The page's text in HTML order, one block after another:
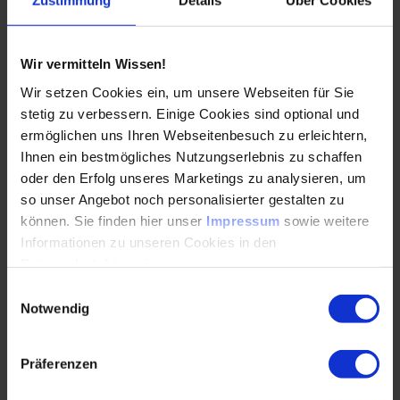
Wir vermitteln Wissen!
Wir setzen Cookies ein, um unsere Webseiten für Sie
stetig zu verbessern. Einige Cookies sind optional und
ermöglichen uns Ihren Webseitenbesuch zu erleichtern,
Ihnen ein bestmögliches Nutzungserlebnis zu schaffen
oder den Erfolg unseres Marketings zu analysieren, um
so unser Angebot noch personalisierter gestalten zu
können. Sie finden hier unser Impressum sowie weitere
Informationen zu unseren Cookies in den
Notwendig
Präferenzen
weiter. Zu den Voraussetzungen dafür werde es gehören,
Produktdaten teils digital weiterzugeben. Der damit
verbundene Vorteil: Prozessdaten des Vorunternehmens
können beispielsweise dazu beitragen, die nachfolgende
Produktion zu optimieren und somit sprunghafte
Produktivitätssteigerungen zu erzielen – entscheidend für
eine nachhaltigere Fertigung von morgen.
Vom Egosystem zu Ecosystemen
„Herausforderungen stoppen nicht an Grenzen, die wir
Menschen künstlich schaffen. 4D in der industriellen
heutigen Egosystem wird sich die Industrie zu
gemeinsamen Ecosystemen wandeln“, unterstreicht Dr.